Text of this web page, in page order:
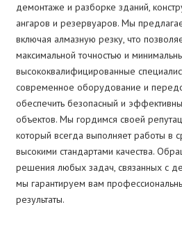
демонтаже и разборке зданий,
ангаров и резервуаров. Мы
включая алмазную резку, что
максимальной точностью и
высококвалифицированные
современное оборудование и
обеспечить безопасный и
объектов. Мы гордимся своей
который всегда выполняет работы в
высокими стандартами качества.
решения любых задач, связанных с
мы гарантируем вам
результаты.